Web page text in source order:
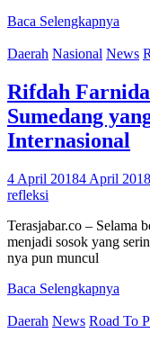
Baca Selengkapnya
Daerah Nasional News
Rifdah
Sumedang
Internasional
4 April 20184 April 2018
refleksi
Terasjabar.co – Selama
menjadi sosok yang
nya pun muncul
Baca Selengkapnya
Daerah News Road To